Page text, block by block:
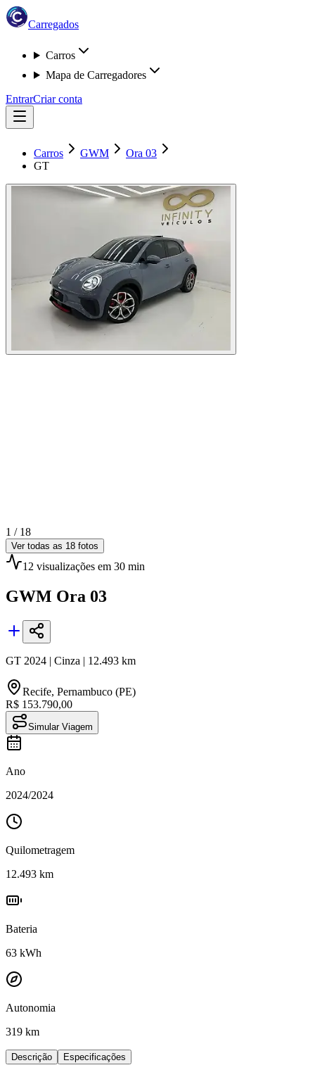
Carregados
Carros
Mapa de Carregadores
EntrarCriar conta
Carros GWM
Ora 03
GT
1 / 18
Ver todas as 18 fotos
12 visualizações em 30 min
GWM Ora 03
GT 2024 | Cinza | 12.493 km
Recife, Pernambuco (PE)
R$ 153.790,00
Simular Viagem
Ano
2024/2024
Quilometragem
12.493 km
Bateria
63 kWh
Autonomia
319 km
Descrição Especificações